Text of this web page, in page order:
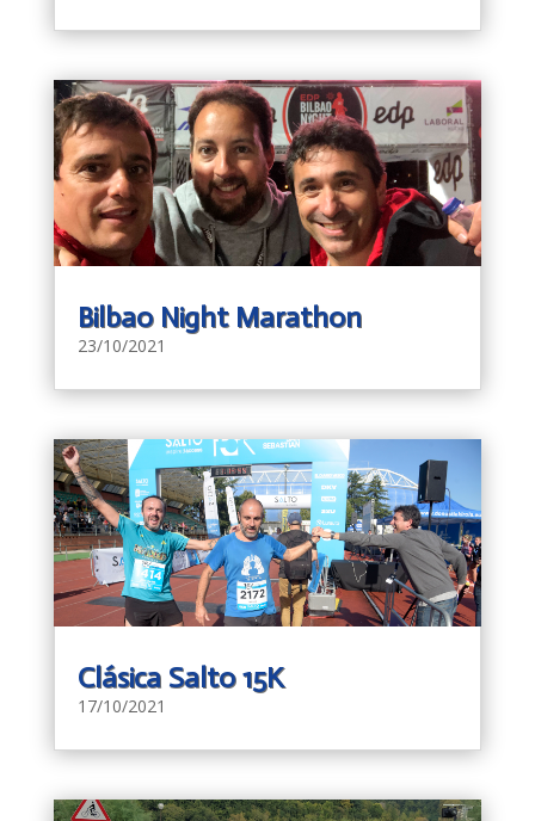
Bilbao Night Marathon
23/10/2021
Clásica Salto 15K
17/10/2021